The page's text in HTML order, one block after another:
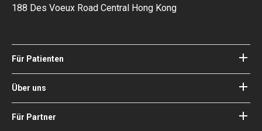
188 Des Voeux Road Central Hong Kong
Für Patienten
Kliniken
Ärzte
Blog
Anleitungen
Über uns
Über Bookimed
Wie es funktioniert
Für Partner